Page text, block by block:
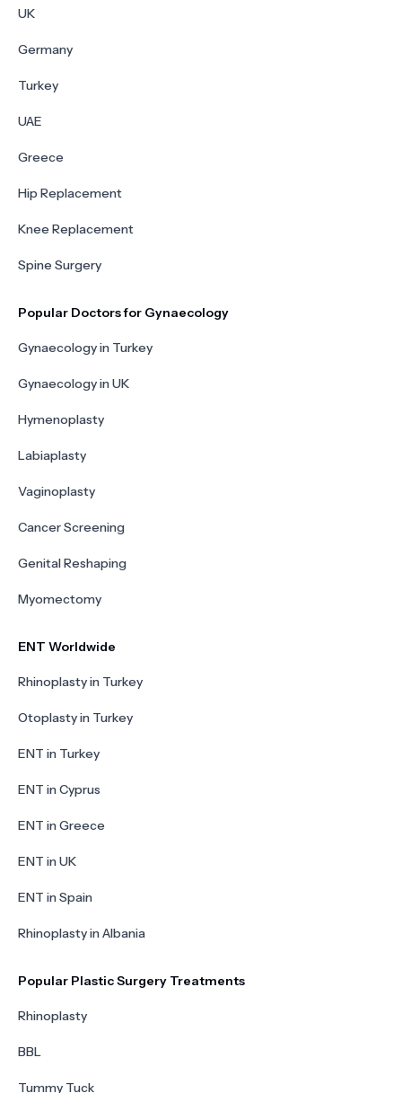
UK
Germany
Turkey
UAE
Greece
Hip Replacement
Knee Replacement
Spine Surgery
Popular Doctors for Gynaecology
Gynaecology in Turkey
Gynaecology in UK
Hymenoplasty
Labiaplasty
Vaginoplasty
Cancer Screening
Genital Reshaping
Myomectomy
ENT Worldwide
Rhinoplasty in Turkey
Otoplasty in Turkey
ENT in Turkey
ENT in Cyprus
ENT in Greece
ENT in UK
ENT in Spain
Rhinoplasty in Albania
Popular Plastic Surgery Treatments
Rhinoplasty
BBL
Tummy Tuck